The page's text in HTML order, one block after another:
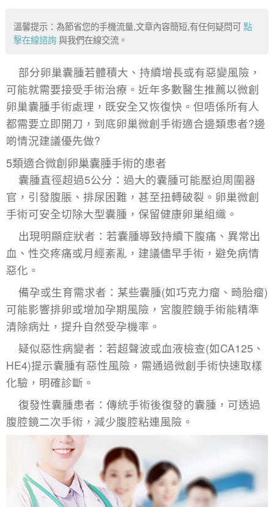
溫馨提示：為節省您的手機流量,文章內容簡短,有任何疑問可點
擊在線諮詢 與我們在線交流。
部分卵巢囊腫若體積大、持續增長或有惡變風險，
可能就需要接受手術治療。近年多數醫生推薦以微創
卵巢囊腫手術處理，既安全又恢復快。但唔係所有人
都需要立即開刀，到底卵巢微創手術適合邊類患者?邊
啲情況建議優先做?
5類適合微創卵巢囊腫手術的患者
囊腫直徑超過5公分：過大的囊腫可能壓迫周圍器
官，引發腹脹、排尿困難，甚至扭轉破裂。卵巢微創
手術可安全切除大型囊腫，保留健康卵巢組織。
出現明顯症狀者：若囊腫導致持續下腹痛、異常出
血、性交疼痛或月經紊亂，建議儘早手術，避免病情
惡化。
備孕或生育需求者：某些囊腫(如巧克力瘤、畸胎瘤)
可能影響排卵或增加孕期風險，宮腹腔鏡手術能精準
清除病灶，提升自然受孕機率。
疑似惡性病變者：若超聲波或血液檢查(如CA125、
HE4)提示囊腫有惡性風險，需通過微創手術快速取樣
化驗，明確診斷。
復發性囊腫患者：傳統手術後復發的囊腫，可透過
腹腔鏡二次手術，減少腹腔粘連風險。